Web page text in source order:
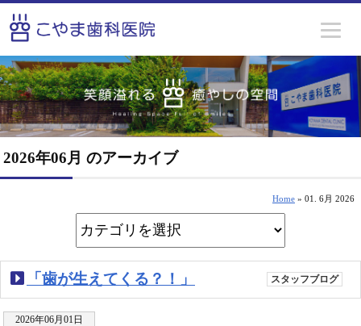
2026年06月 のアーカイブ
Home » 01. 6月 2026
「歯が生えてくる？！」 スタッフブログ
2026年06月01日